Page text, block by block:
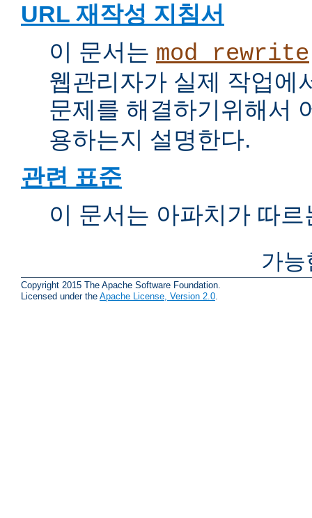
URL 재작성 지침서
이 문서는 mod_rewrite
웹관리자가 실제 작업에
문제를 해결하기위해서
용하는지 설명한다.
관련 표준
이 문서는 아파치가 따
가
Copyright 2015 The Apache Software Foundation.
Licensed under the Apache License, Version 2.0